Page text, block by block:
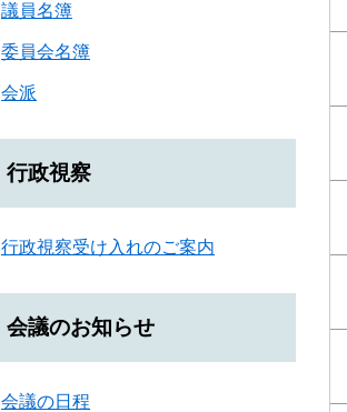
議員名簿
委員会名簿
会派
行政視察
行政視察受け入れのご案内
会議のお知らせ
会議の日程